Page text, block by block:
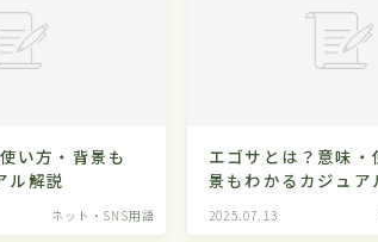
い方・背景も
ル解説
ネット・SNS用語
エゴサとは？意味・
景もわかるカジュア
2025.07.13